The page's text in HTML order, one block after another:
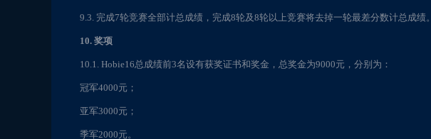
9.3. 完成7轮竞赛全部计总成绩，完成8轮及8轮以上竞赛将去掉一轮最差分数计总成绩。
10. 奖项
10.1. Hobie16总成绩前3名设有获奖证书和奖金，总奖金为9000元，分别为：
冠军4000元；
亚军3000元；
季军2000元。